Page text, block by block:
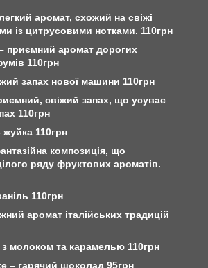
аромат, схожий на свіжі
із цитрусовими нотками. 110грн
приємний аромат дорогих
110грн
запах нової машини 110грн
свіжий запах, що усуває
110грн
110грн
композиція, що
ряду фруктових ароматів.
110грн
аромат італійських традицій
молоком та карамелью 110грн
– гарячий шоколад 95грн